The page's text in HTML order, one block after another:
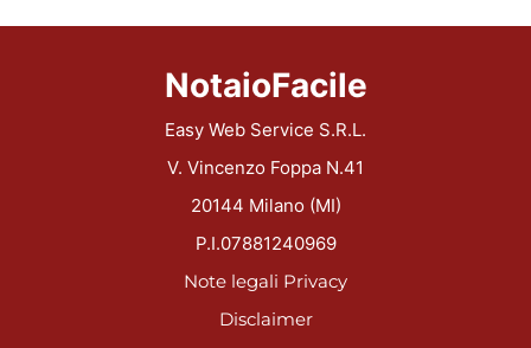
NotaioFacile
Easy Web Service S.R.L.
V. Vincenzo Foppa N.41
20144 Milano (MI)
P.I.07881240969
Note legali Privacy
Disclaimer